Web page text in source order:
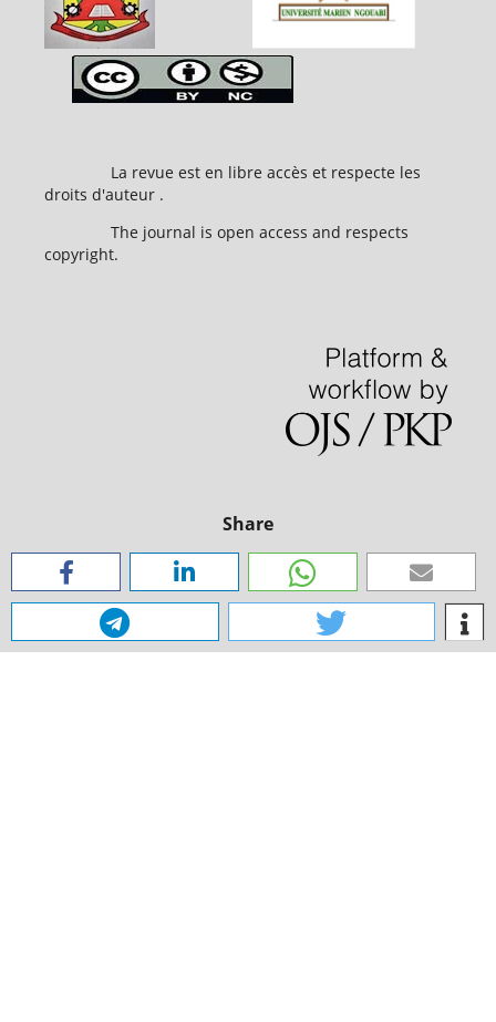
La revue est en libre accès et respecte les
droits d'auteur .
The journal is open access and respects
copyright.
Share